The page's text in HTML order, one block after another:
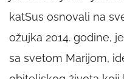
katSus osnovali na
ožujka 2014. godine,
sa svetom Marijom,